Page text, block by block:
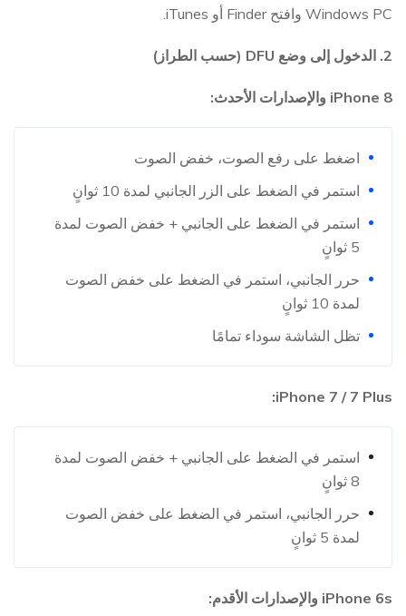
Windows PC وافتح Finder أو iTunes.
2. الدخول إلى وضع DFU (حسب الطراز)
iPhone 8 والإصدارات الأحدث:
اضغط على رفع الصوت، خفض الصوت
استمر في الضغط على الزر الجانبي لمدة 10 ثوانٍ
استمر في الضغط على الجانبي + خفض الصوت لمدة
5 ثوانٍ
حرر الجانبي، استمر في الضغط على خفض الصوت
لمدة 10 ثوانٍ
تظل الشاشة سوداء تمامًا
iPhone 7 / 7 Plus:
استمر في الضغط على الجانبي + خفض الصوت لمدة
8 ثوانٍ
حرر الجانبي، استمر في الضغط على خفض الصوت
لمدة 5 ثوانٍ
iPhone 6s والإصدارات الأقدم: